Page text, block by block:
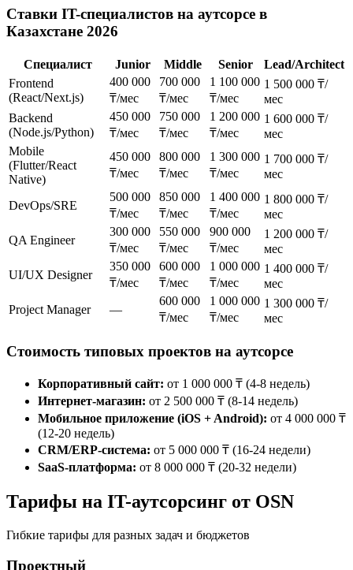
Ставки IT-специалистов на аутсорсе в
Казахстане 2026
Специалист Junior Middle Senior
Lead/Architect
Frontend
(React/Next.js)
400 000
₸/мес
700 000
₸/мес
1 100 000
₸/мес
1 500 000 ₸/
мес
Backend
(Node.js/Python)
450 000
₸/мес
750 000
₸/мес
1 200 000
₸/мес
1 600 000 ₸/
мес
Mobile
(Flutter/React
Native)
450 000
₸/мес
800 000
₸/мес
1 300 000
₸/мес
1 700 000 ₸/
мес
DevOps/SRE
500 000
₸/мес
850 000
₸/мес
1 400 000
₸/мес
1 800 000 ₸/
мес
QA Engineer
300 000
₸/мес
550 000
₸/мес
900 000
₸/мес
1 200 000 ₸/
мес
UI/UX Designer
350 000
₸/мес
600 000
₸/мес
1 000 000
₸/мес
1 400 000 ₸/
мес
Project Manager
—
600 000
₸/мес
1 000 000
₸/мес
1 300 000 ₸/
мес
Стоимость типовых проектов на аутсорсе
Корпоративный сайт: от 1 000 000 ₸ (4-8 недель)
Интернет-магазин: от 2 500 000 ₸ (8-14 недель)
Мобильное приложение (iOS + Android): от 4 000 000 ₸
(12-20 недель)
CRM/ERP-система: от 5 000 000 ₸ (16-24 недели)
SaaS-платформа: от 8 000 000 ₸ (20-32 недели)
Тарифы на IT-аутсорсинг от OSN
Гибкие тарифы для разных задач и бюджетов
Проектный